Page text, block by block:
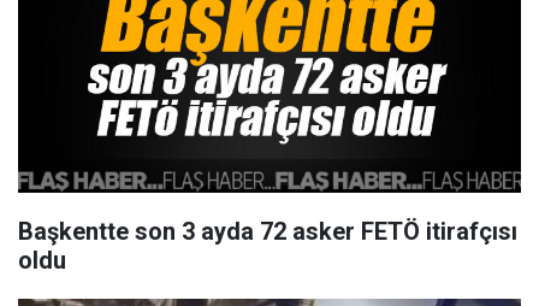
Başkentte son 3 ayda 72 asker FETÖ itirafçısı
oldu